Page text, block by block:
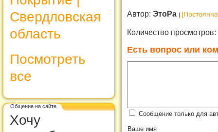
Свердловская
область
Посмотреть
все
Общение на сайте
Хочу
Автор: ЭтоРа
Количество просмотров:
Есть вопрос или
Сообщение только для
Ваше имя